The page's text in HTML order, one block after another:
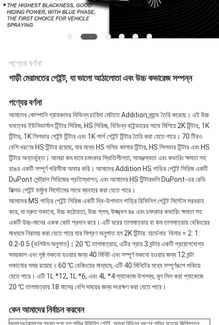
সাইট
ম্যাপ
গোপনীয়তা
পণ্যের বর্ণনা
গাড়ী মেরামতের পেইন্ট, যা ভালো আঠালোতা এবং উচ্চ কভারেজ সম্পন্ন
পণ্যের বর্ণনা
আমাদের কোম্পানি গ্রাহকদের বিভিন্ন চাহিদা মেটাতে Addition ব্র্যান্ড তৈরি করেছে। এই উচ্চ
ঘনত্বের ইউনিভার্সাল টিন্টার সিরিজ, HS সিরিজ, বিভিন্ন বাইন্ডারের সাথে মিশিয়ে 2K টিন্টার, 1K
টিন্টার, 1K সিলভার পেইন্ট টিন্টার এবং 1K পার্ল পেইন্ট টিন্টার তৈরি করা যেতে পারে। 70 টিরও
বেশি ধরণের HS টিন্টার রয়েছে, যার মধ্যে HS সলিড কালার টিন্টার, HS সিলভার টিন্টার এবং HS
টিন্টার অন্তর্ভুক্ত। আমরা কম দামে চমৎকার স্থিতিশীলতা, সামঞ্জস্যতা এবং কভারিং ক্ষমতা সহ
রঙের একটি সম্পূর্ণ পরিসীমা অফার করি। আমাদের Addition HS গাড়ির পেইন্ট সিরিজ একটি
DuPont সেন্ট্রাল সিরিজের প্রতিস্থাপন, এবং আমাদের HS টিন্টারগুলি DuPont-এর রেডি
মিক্সড পেইন্ট ফর্মুলা সিস্টেমের সাথে ব্যবহার করা যেতে পারে।
আমাদের MS গাড়ির পেইন্ট সিরিজ একটি দ্বি-উপাদান গাড়ির রিফিনিশ পেইন্ট সিস্টেম সরবরাহ
করে, যা দ্রুত শুকানো, উচ্চ কঠোরতা, উচ্চ গ্লস, উজ্জ্বল রঙ এবং চমৎকার কভারিং ক্ষমতা সহ
একটি উচ্চ-মানের একক কোট প্রদান করে। এটি ঘরের তাপমাত্রায় বা কম তাপমাত্রায় বেকিংয়ের
মাধ্যমে নিরাময় করা যেতে পারে যার মিশ্রণ অনুপাত হল 2K টিন্টার: হার্ডেনার: থিনার = 2: 1:
0.2-0.5 (ভলিউম অনুপাত)। 20 ℃ তাপমাত্রায়, এটির প্রায় 3 ঘন্টার একটি প্রয়োগযোগ্য
সময়কাল এবং পৃষ্ঠ শুকনো হওয়ার জন্য 40 মিনিট এবং সম্পূর্ণ শুকনো হওয়ার জন্য 12 ঘন্টা
শুকানোর সময় রয়েছে। 60 ℃ বেকিংয়ের মাধ্যমে, এটি 40 মিনিটের মধ্যে সম্পূর্ণরূপে শুকিয়ে
যেতে পারে। এটি 1L *12, 1L *6, এবং 4L *4 প্যাকেজে উপলব্ধ, মূল সিল করা প্যাকেজে
20 ℃ তাপমাত্রায় 18 মাসের বেশি সময়ের জন্য সংরক্ষণ করা যেতে পারে।
কেন আমাদের নির্বাচন করবেন